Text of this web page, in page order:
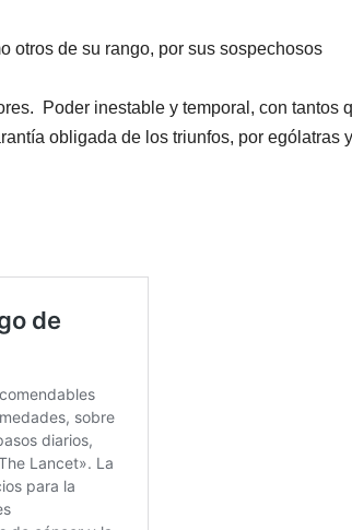
otros de su rango, por sus sospechosos
Poder inestable y temporal, con tantos
obligada de los triunfos, por ególatras y